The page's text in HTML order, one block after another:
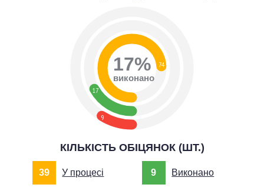
9
17
74
17%
виконано
КІЛЬКІСТЬ ОБІЦЯНОК (ШТ.)
39 У процесі 9 Виконано